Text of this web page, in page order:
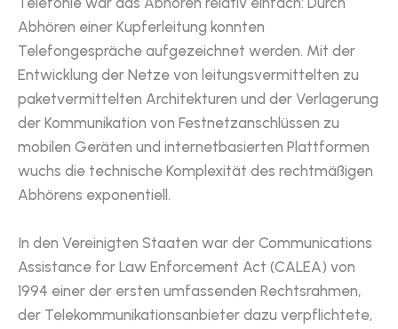
Abhören einer Kupferleitung konnten
Telefongespräche aufgezeichnet werden. Mit der
Entwicklung der Netze von leitungsvermittelten zu
paketvermittelten Architekturen und der Verlagerung
der Kommunikation von Festnetzanschlüssen zu
mobilen Geräten und internetbasierten Plattformen
wuchs die technische Komplexität des rechtmäßigen
Abhörens exponentiell.
In den Vereinigten Staaten war der Communications
Assistance for Law Enforcement Act (CALEA) von
1994 einer der ersten umfassenden Rechtsrahmen,
der Telekommunikationsanbieter dazu verpflichtete,